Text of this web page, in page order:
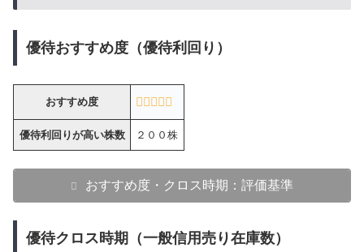
優待おすすめ度（優待利回り）
おすすめ度
優待利回りが高い株数 ２００株
おすすめ度・クロス時期：評価基準
優待クロス時期（一般信用売り在庫数）